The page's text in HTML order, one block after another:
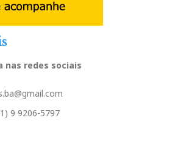
nas redes sociais
9 9206-5797